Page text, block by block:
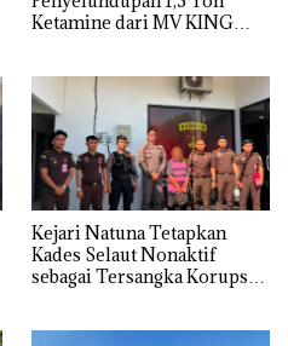
Ketamine dari MV KING
Kejari Natuna Tetapkan
Kades Selaut Nonaktif
sebagai Tersangka Korupsi